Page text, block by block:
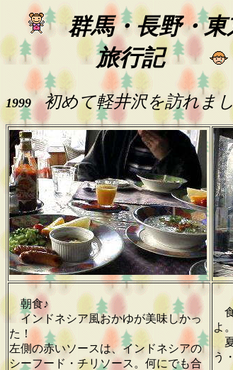
群馬・長野・東
旅行記
1999初めて軽井沢を訪れま
朝食♪
インドネシア風おかゆが美味しかっ
た！
左側の赤いソースは、インドネシアの
シーフード・チリソース。何にでも合
食
よ。
夏
う